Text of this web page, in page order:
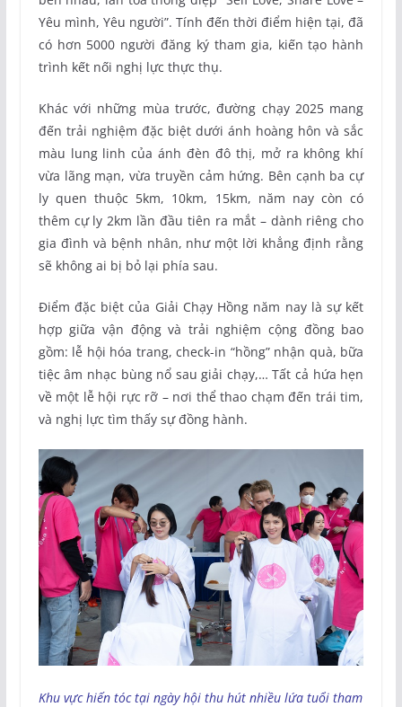
Yêu mình, Yêu người”. Tính đến thời điểm hiện tại, đã
có hơn 5000 người đăng ký tham gia, kiến tạo hành
trình kết nối nghị lực thực thụ.
Khác với những mùa trước, đường chạy 2025 mang
đến trải nghiệm đặc biệt dưới ánh hoàng hôn và sắc
màu lung linh của ánh đèn đô thị, mở ra không khí
vừa lãng mạn, vừa truyền cảm hứng. Bên cạnh ba cự
ly quen thuộc 5km, 10km, 15km, năm nay còn có
thêm cự ly 2km lần đầu tiên ra mắt – dành riêng cho
gia đình và bệnh nhân, như một lời khẳng định rằng
sẽ không ai bị bỏ lại phía sau.
Điểm đặc biệt của Giải Chạy Hồng năm nay là sự kết
hợp giữa vận động và trải nghiệm cộng đồng bao
gồm: lễ hội hóa trang, check-in “hồng” nhận quà, bữa
tiệc âm nhạc bùng nổ sau giải chạy,… Tất cả hứa hẹn
về một lễ hội rực rỡ – nơi thể thao chạm đến trái tim,
và nghị lực tìm thấy sự đồng hành.
Khu vực hiến tóc tại ngày hội thu hút nhiều lứa tuổi tham